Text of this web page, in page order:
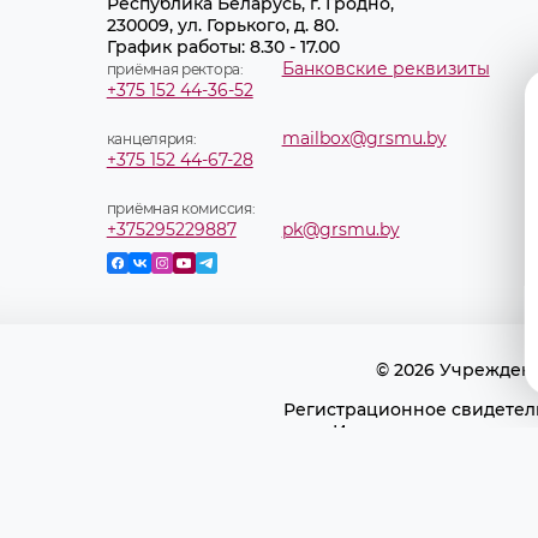
230009, ул. Горького, д. 80.
График работы: 8.30 - 17.00
приёмная ректора:
+375 152 44-36-52
Банковские реквизиты
канцелярия:
+375 152 44-67-28
mailbox@grsmu.by
приёмная комиссия:
+375295229887 pk@grsmu.by
© 2026
Регистрационное
Использование